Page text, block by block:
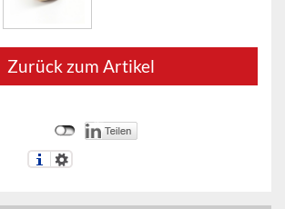
Zurück zum Artikel